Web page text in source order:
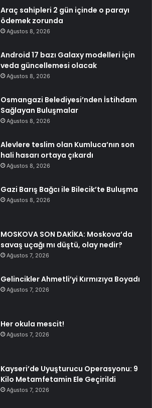
Araç sahipleri 2 gün içinde o parayı
ödemek zorunda
Ağustos 8, 2026
Android 17 bazı Galaxy modelleri için
veda güncellemesi olacak
Ağustos 8, 2026
Osmangazi Belediyesi’nden İstihdam
Sağlayan Buluşmalar
Ağustos 8, 2026
Alevlere teslim olan Kumluca’nın son
hali hasarı ortaya çıkardı
Ağustos 8, 2026
Gazi Barış Bağcı ile Bilecik’te Buluşma
Ağustos 8, 2026
MOSKOVA SON DAKİKA: Moskova’da
savaş uçağı mı düştü, olay nedir?
Ağustos 7, 2026
Gelincikler Ahmetli’yi Kırmızıya Boyadı
Ağustos 7, 2026
Her okula mescit!
Ağustos 7, 2026
Kayseri’de Uyuşturucu Operasyonu: 9
Kilo Metamfetamin Ele Geçirildi
Ağustos 7, 2026